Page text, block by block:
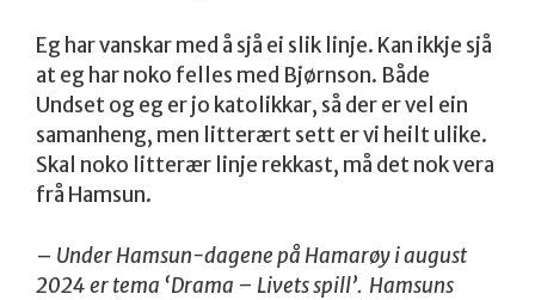
Eg har vanskar med å sjå ei slik linje. Kan ikkje sjå
at eg har noko felles med Bjørnson. Både
Undset og eg er jo katolikkar, så der er vel ein
samanheng, men litterært sett er vi heilt ulike.
Skal noko litterær linje rekkast, må det nok vera
frå Hamsun.
– Under Hamsun-dagene på Hamarøy i august
2024 er tema ‘Drama – Livets spill’. Hamsuns